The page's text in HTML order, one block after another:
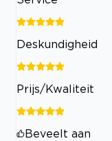
Deskundigheid
Prijs/Kwaliteit
Beveelt aan